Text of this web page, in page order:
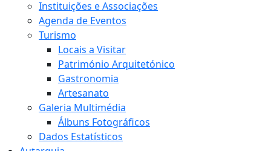
Instituições e Associações
Agenda de Eventos
Turismo
Locais a Visitar
Património Arquitetónico
Gastronomia
Artesanato
Galeria Multimédia
Álbuns Fotográficos
Dados Estatísticos